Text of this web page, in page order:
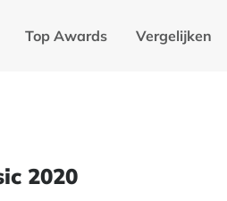
Top Awards Vergelijken
2020